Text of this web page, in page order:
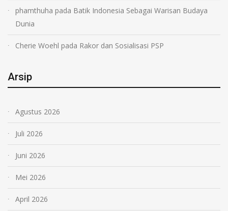
phamthuha pada Batik Indonesia Sebagai Warisan Budaya
Dunia
Cherie Woehl pada Rakor dan Sosialisasi PSP
Arsip
Agustus 2026
Juli 2026
Juni 2026
Mei 2026
April 2026